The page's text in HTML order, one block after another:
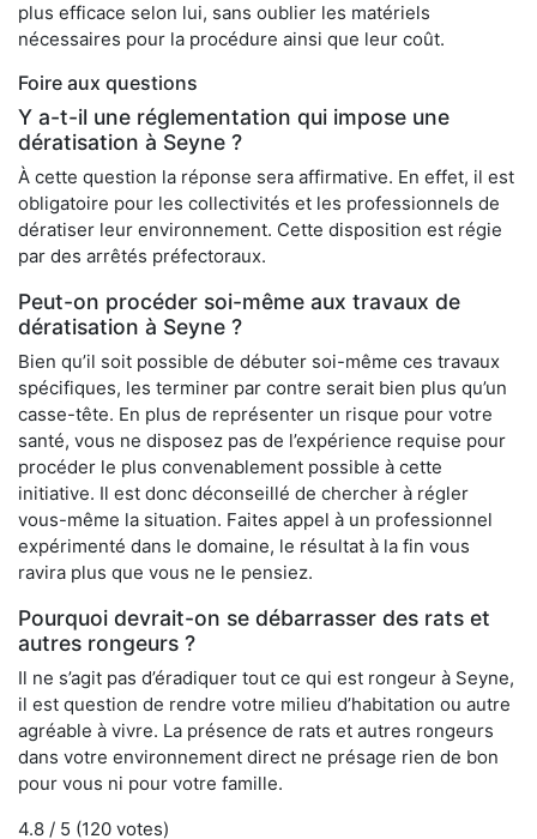
plus efficace selon lui, sans oublier les matériels
nécessaires pour la procédure ainsi que leur coût.
Foire aux questions
Y a-t-il une réglementation qui impose une
dératisation à Seyne ?
À cette question la réponse sera affirmative. En effet, il est
obligatoire pour les collectivités et les professionnels de
dératiser leur environnement. Cette disposition est régie
par des arrêtés préfectoraux.
Peut-on procéder soi-même aux travaux de
dératisation à Seyne ?
Bien qu’il soit possible de débuter soi-même ces travaux
spécifiques, les terminer par contre serait bien plus qu’un
casse-tête. En plus de représenter un risque pour votre
santé, vous ne disposez pas de l’expérience requise pour
procéder le plus convenablement possible à cette
initiative. Il est donc déconseillé de chercher à régler
vous-même la situation. Faites appel à un professionnel
expérimenté dans le domaine, le résultat à la fin vous
ravira plus que vous ne le pensiez.
Pourquoi devrait-on se débarrasser des rats et
autres rongeurs ?
Il ne s’agit pas d’éradiquer tout ce qui est rongeur à Seyne,
il est question de rendre votre milieu d’habitation ou autre
agréable à vivre. La présence de rats et autres rongeurs
dans votre environnement direct ne présage rien de bon
pour vous ni pour votre famille.
4.8 / 5 (120 votes)